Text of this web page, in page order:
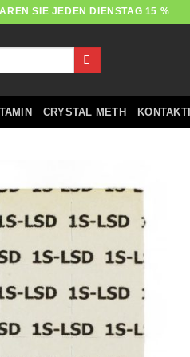
SIE JEDEN DIENSTAG 15 %
CRYSTAL METH